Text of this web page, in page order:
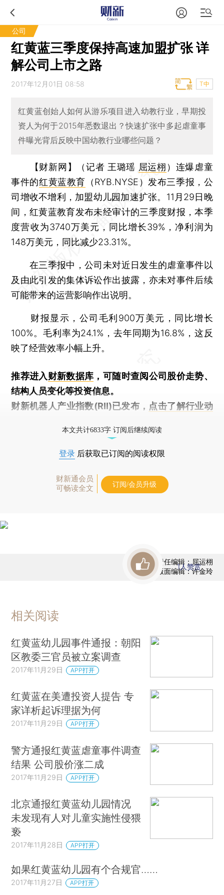
公司
红黄蓝三季度保持高速加盟扩张 详
解公司上市之路
2017年12月01日 08:58 T中
红黄蓝创始人如何从游乐项目进入幼教行业，早期投
资人为何于2015年悉数退出？快速扩张中多起虐童事
件曝光背后反映中国幼教行业哪些问题？
【财新网】（记者 王璐瑶 屈运栩 ） 连爆虐童
事件的红黄蓝教育 （RYB.NYSE）发布三季报，公
司增收不增利，加盟幼儿园加速扩张。11月29日晚
间，红黄蓝教育发布未经审计的三季度财报，本季
度营收为3740万美元，同比增长39%，净利润为
148万美元，同比减少23.31%。
在三季报中，公司未对近日发生的虐童事件以
及由此引发的集体诉讼作出披露，亦未对事件后续
可能带来的运营影响作出说明。
财报显示，公司毛利900万美元，同比增长
100%。毛利率为24.1%，去年同期为16.8%，这反
映了经营效率小幅上升。
推荐进入财新数据库 ，可随时查阅公司股价走势、
结构人员变化等投资信息。
财新机器人产业指数(RII)已发布， 点击了解行业动
本文共计6833字 订阅后继续阅读
登录 后获取已订阅的阅读权限
财新通会员
可畅读全文
订阅/会员升级
责任编辑：屈运栩
版面编辑：许金玲
1人赞赏
相关阅读
红黄蓝幼儿园事件通报：朝阳
区教委三官员被立案调查
2017年11月29日 APP打开
红黄蓝在美遭投资人提告 专
家详析起诉理据为何
2017年11月29日 APP打开
警方通报红黄蓝虐童事件调查
结果 公司股价涨二成
2017年11月29日 APP打开
北京通报红黄蓝幼儿园情况
未发现有人对儿童实施性侵猥
亵
2017年11月28日 APP打开
如果红黄蓝幼儿园有个合规官……
2017年11月27日 APP打开